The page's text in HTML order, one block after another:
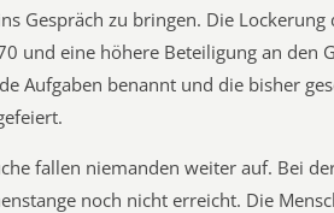
Gespräch zu bringen. Die Lockerung
und eine höhere Beteiligung an den
Aufgaben benannt und die bisher
fallen niemanden weiter auf. Bei
noch nicht erreicht. Die